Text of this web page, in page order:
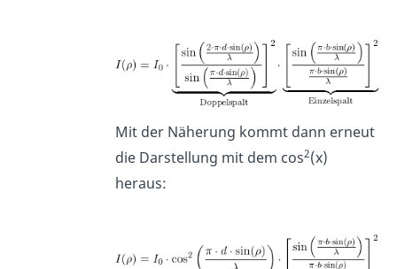
Mit der Näherung kommt dann erneut
die Darstellung mit dem cos2(x)
heraus: